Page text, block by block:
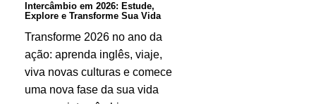
Vida
Intercâmbio em 2026: Estude,
Explore e Transforme Sua Vida
Transforme 2026 no ano da
ação: aprenda inglês, viaje,
viva novas culturas e comece
uma nova fase da sua vida